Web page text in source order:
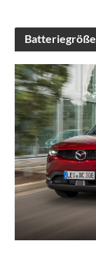
Batteriegröße